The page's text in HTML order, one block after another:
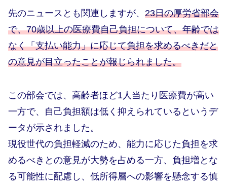
先のニュースとも関連しますが、 23日の厚労省部会
で、70歳以上の医療費自己負担について、年齢では
なく「支払い能力」に応じて負担を求めるべきだと
の意見が目立ったことが報じられました。
この部会では、高齢者ほど1人当たり医療費が高い
一方で、自己負担額は低く抑えられているというデ
ータが示されました。
現役世代の負担軽減のため、能力に応じた負担を求
めるべきとの意見が大勢を占める一方、負担増とな
る可能性に配慮し、低所得層への影響を懸念する慎